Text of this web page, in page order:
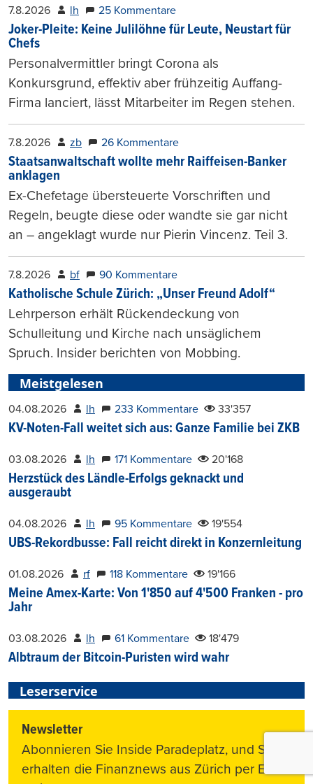
7.8.2026 lh 25 Kommentare
Joker-Pleite: Keine Julilöhne für Leute, Neustart für
Chefs
Personalvermittler bringt Corona als
Konkursgrund, effektiv aber frühzeitig Auffang-
Firma lanciert, lässt Mitarbeiter im Regen stehen.
7.8.2026 zb 26 Kommentare
Staatsanwaltschaft wollte mehr Raiffeisen-Banker
anklagen
Ex-Chefetage übersteuerte Vorschriften und
Regeln, beugte diese oder wandte sie gar nicht
an – angeklagt wurde nur Pierin Vincenz. Teil 3.
7.8.2026 bf 90 Kommentare
Katholische Schule Zürich: „Unser Freund Adolf“
Lehrperson erhält Rückendeckung von
Schulleitung und Kirche nach unsäglichem
Spruch. Insider berichten von Mobbing.
Meistgelesen
04.08.2026 lh 233 Kommentare 33'357
KV-Noten-Fall weitet sich aus: Ganze Familie bei ZKB
03.08.2026 lh 171 Kommentare 20'168
Herzstück des Ländle-Erfolgs geknackt und
ausgeraubt
04.08.2026 lh 95 Kommentare 19'554
UBS-Rekordbusse: Fall reicht direkt in Konzernleitung
01.08.2026 rf 118 Kommentare 19'166
Meine Amex-Karte: Von 1'850 auf 4'500 Franken - pro
Jahr
03.08.2026 lh 61 Kommentare 18'479
Albtraum der Bitcoin-Puristen wird wahr
Leserservice
Newsletter
Abonnieren Sie Inside Paradeplatz, und Sie
erhalten die Finanznews aus Zürich per E-